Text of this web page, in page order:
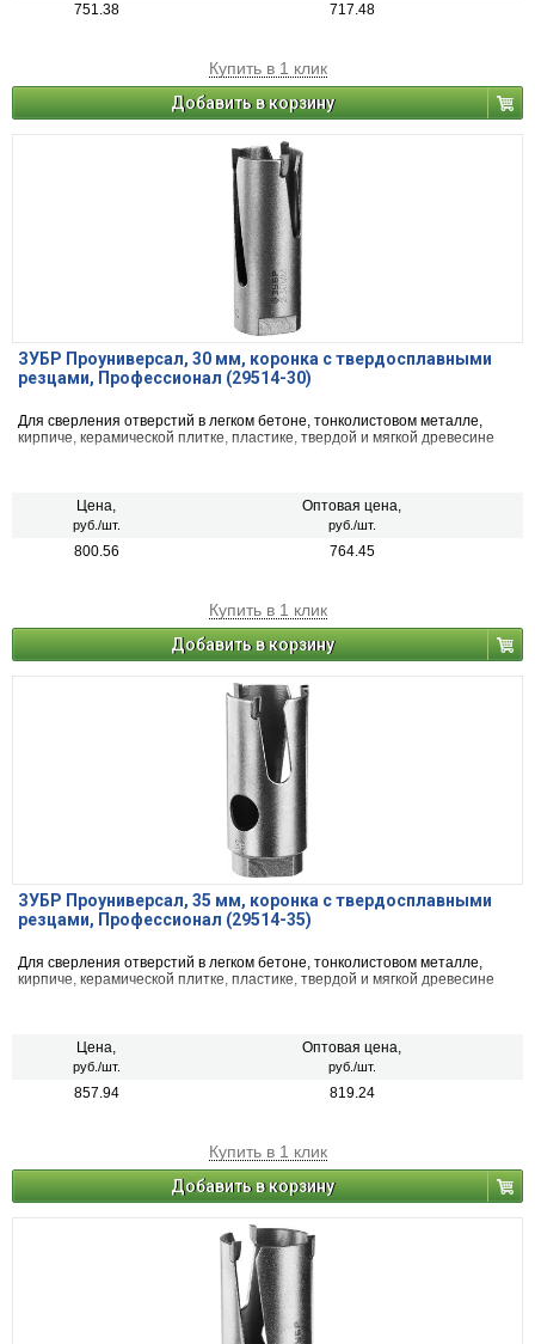
751.38 717.48
Купить в 1 клик
Добавить в корзину
ЗУБР Проуниверсал, 30 мм, коронка с твердосплавными
резцами, Профессионал (29514-30)
Для сверления отверстий в легком бетоне, тонколистовом металле,
кирпиче, керамической плитке, пластике, твердой и мягкой древесине
Цена,
руб./шт.
Оптовая цена,
руб./шт.
800.56 764.45
Купить в 1 клик
Добавить в корзину
ЗУБР Проуниверсал, 35 мм, коронка с твердосплавными
резцами, Профессионал (29514-35)
Для сверления отверстий в легком бетоне, тонколистовом металле,
кирпиче, керамической плитке, пластике, твердой и мягкой древесине
Цена,
руб./шт.
Оптовая цена,
руб./шт.
857.94 819.24
Купить в 1 клик
Добавить в корзину